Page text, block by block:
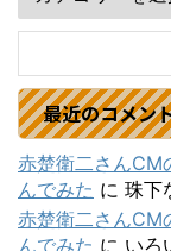
最近のコメン
赤楚衛二さんCM
んでみた に 珠下
赤楚衛二さんCM
んでみた に いろ